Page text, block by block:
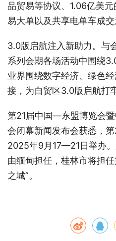
品贸易等协议、1.06亿美
易大单以及共享电单车成交
3.0版启航注入新助力。与
系列会期各场活动中围绕
业界围绕数字经济、绿色
接，为自贸区3.0版启航打
第21届中国—东盟博览会
会闭幕新闻发布会获悉，
2025年9月17—21日举办
由缅甸担任，桂林市将担
之城”。